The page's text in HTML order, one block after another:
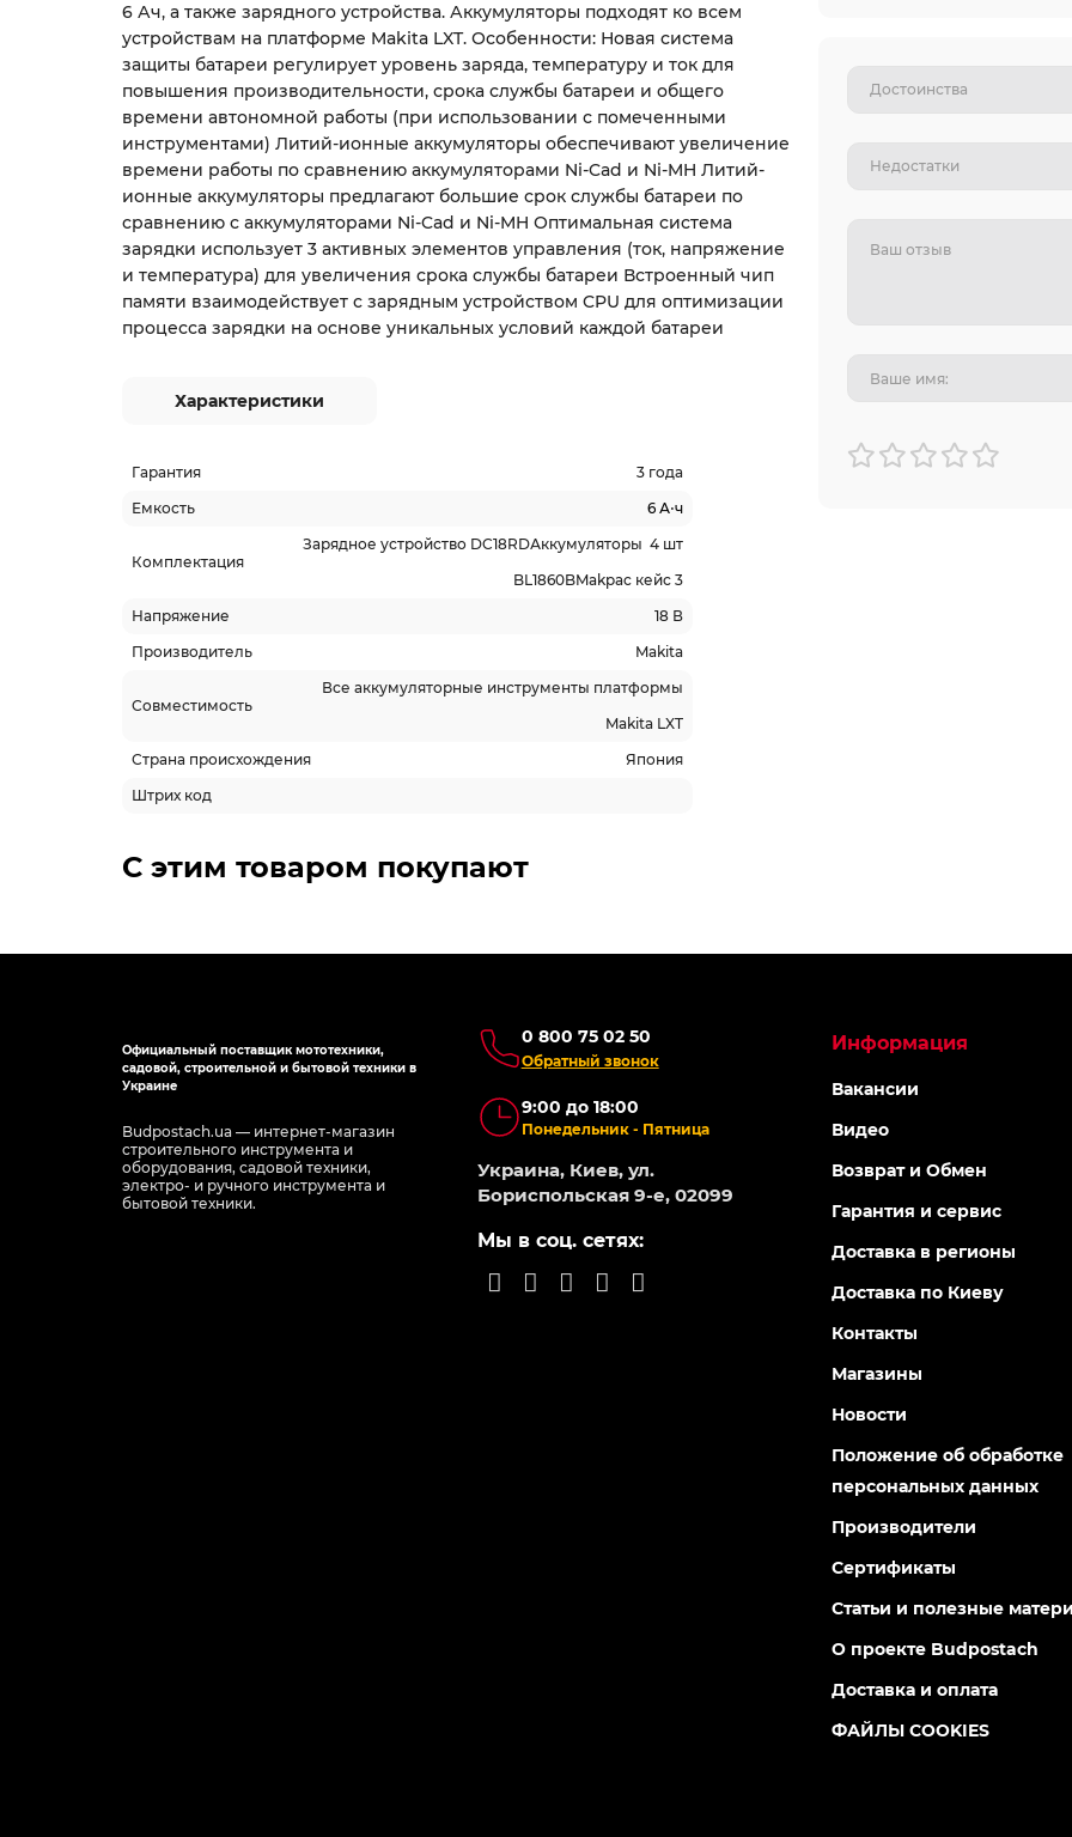
6 Ач, а также зарядного устройства. Аккумуляторы подходят ко всем
устройствам на платформе Makita LXT. Особенности: Новая система
защиты батареи регулирует уровень заряда, температуру и ток для
повышения производительности, срока службы батареи и общего
времени автономной работы (при использовании с помеченными
инструментами) Литий-ионные аккумуляторы обеспечивают увеличение
времени работы по сравнению аккумуляторами Ni-Cad и Ni-MH Литий-
ионные аккумуляторы предлагают большие срок службы батареи по
сравнению с аккумуляторами Ni-Cad и Ni-MH Оптимальная система
зарядки использует 3 активных элементов управления (ток, напряжение
и температура) для увеличения срока службы батареи Встроенный чип
памяти взаимодействует с зарядным устройством CPU для оптимизации
процесса зарядки на основе уникальных условий каждой батареи
Характеристики
Гарантия
3 года
Емкость
6 А⋅ч
Комплектация
Зарядное устройство DC18RDАккумуляторы 4 шт
BL1860BMakpac кейс 3
Напряжение
18 В
Производитель
Makita
Совместимость
Все аккумуляторные инструменты платформы
Makita LXT
Страна происхождения
Япония
Штрих код
С этим товаром покупают
Официальный поставщик мототехники,
садовой, строительной и бытовой техники в
Украине
Budpostach.ua — интернет-магазин
строительного инструмента и
оборудования, садовой техники,
электро- и ручного инструмента и
бытовой техники.
0 800 75 02 50
Обратный звонок
9:00 до 18:00
Понедельник - Пятница
Украина, Киев, ул.
Бориспольская 9-е, 02099
Мы в соц. сетях:
Информация
Вакансии
Видео
Возврат и Обмен
Гарантия и сервис
Доставка в регионы
Доставка по Киеву
Контакты
Магазины
Новости
Положение об обработке
персональных данных
Производители
Сертификаты
Статьи и полезные
О проекте Budpostach
Доставка и оплата
ФАЙЛЫ COOKIES